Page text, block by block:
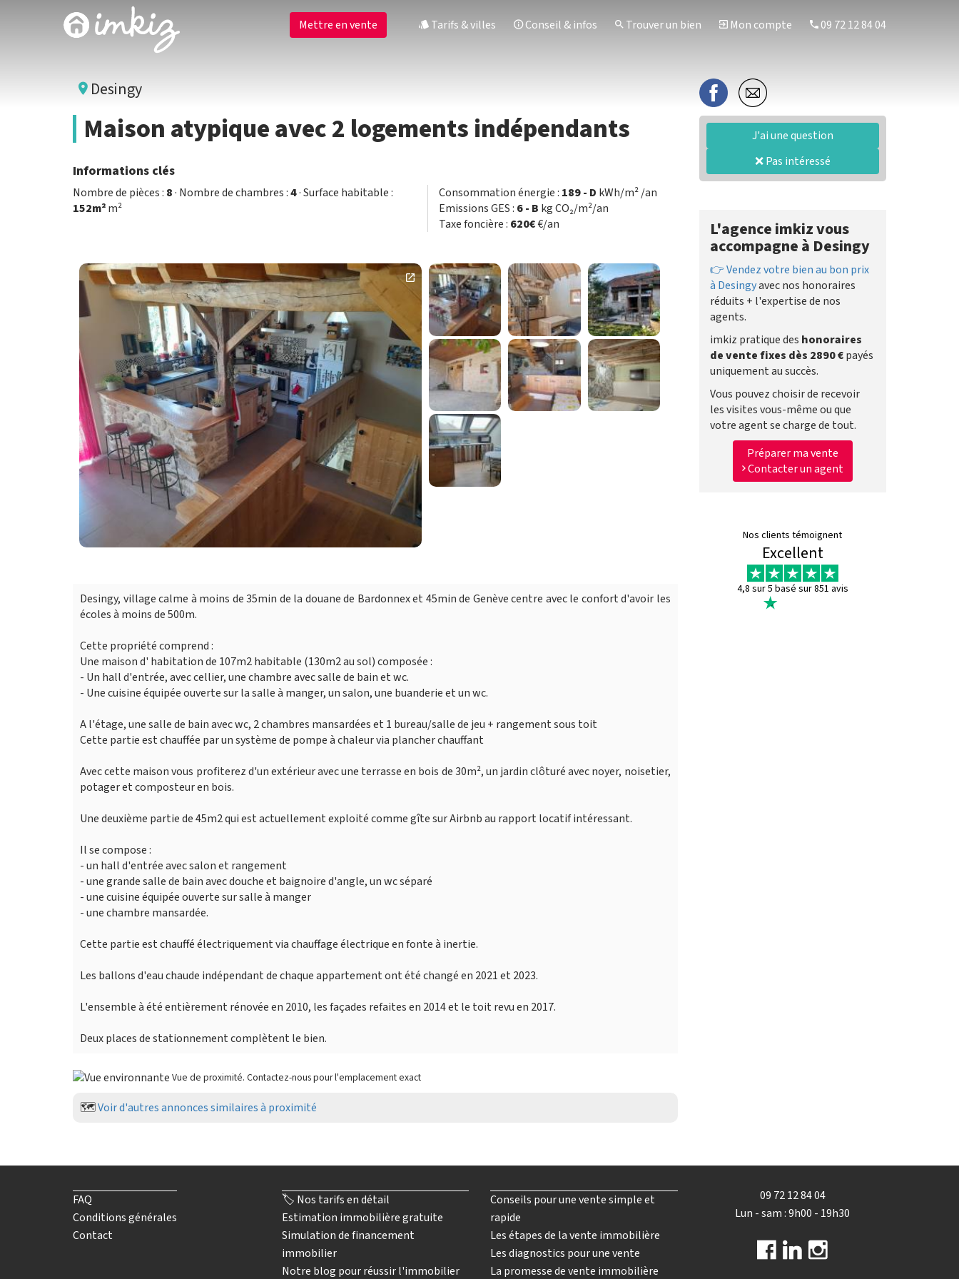
Mettre en vente Tarifs & villes Conseil & infos Trouver un bien Mon compte 09 72 12 84 04
Desingy
Maison atypique avec 2 logements indépendants
Informations clés
Nombre de pièces : 8· Nombre de chambres :4· Surface habitable :
152m²m²
Consommation énergie : 189 - D kWh/m² /an
Emissions GES : 6 - B kg CO₂/m²/an
Taxe foncière : 620€€/an
Desingy, village calme à moins de 35min de la douane de Bardonnex et 45min de Genève centre avec le confort d'avoir les
écoles à moins de 500m.
Cette propriété comprend :
Une maison d' habitation de 107m2 habitable (130m2 au sol) composée :
- Un hall d'entrée, avec cellier, une chambre avec salle de bain et wc.
- Une cuisine équipée ouverte sur la salle à manger, un salon, une buanderie et un wc.
A l'étage, une salle de bain avec wc, 2 chambres mansardées et 1 bureau/salle de jeu + rangement sous toit
Cette partie est chauffée par un système de pompe à chaleur via plancher chauffant
Avec cette maison vous profiterez d'un extérieur avec une terrasse en bois de 30m², un jardin clôturé avec noyer, noisetier,
potager et composteur en bois.
Une deuxième partie de 45m2 qui est actuellement exploité comme gîte sur Airbnb au rapport locatif intéressant.
Il se compose :
- un hall d'entrée avec salon et rangement
- une grande salle de bain avec douche et baignoire d'angle, un wc séparé
- une cuisine équipée ouverte sur salle à manger
- une chambre mansardée.
Cette partie est chauffé électriquement via chauffage électrique en fonte à inertie.
Les ballons d'eau chaude indépendant de chaque appartement ont été changé en 2021 et 2023.
L'ensemble à été entièrement rénovée en 2010, les façades refaites en 2014 et le toit revu en 2017.
Deux places de stationnement complètent le bien.
Vue de proximité. Contactez-nous pour l'emplacement exact
🗺️Voir d'autres annonces similaires à proximité
J'ai une question
❌ Pas intéressé
L'agence imkiz vous
accompagne à Desingy
👉 Vendez votre bien au bon prix
à Desingyavec nos honoraires
réduits + l'expertise de nos
agents.
imkiz pratique des honoraires
de vente fixes dès 2890 €payés
uniquement au succès.
Vous pouvez choisir de recevoir
les visites vous-même ou que
votre agent se charge de tout.
Préparer ma vente
Contacter un agent
Nos clients témoignent
Excellent
4,8 sur 5 basé sur 851 avis
FAQ
Conditions générales
Contact
🏷️ Nos tarifs en détail
Estimation immobilière gratuite
Simulation de financement
immobilier
Notre blog pour réussir l'immobilier
Conseils pour une vente simple et
rapide
Les étapes de la vente immobilière
Les diagnostics pour une vente
La promesse de vente immobilière
09 72 12 84 04
Lun - sam : 9h00 - 19h30